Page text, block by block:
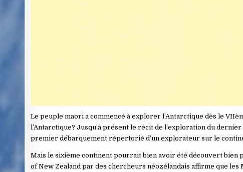
Le peuple maori a commencé à explorer l’Antarctique dès le
l’Antarctique? Jusqu’à présent le récit de l’exploration du
premier débarquement répertorié d’un explorateur sur le
Mais le sixième continent pourrait bien avoir été découvert bien
of New Zealand par des chercheurs néozélandais affirme que